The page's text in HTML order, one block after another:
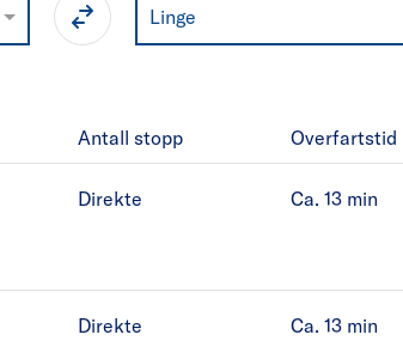
Linge
Antall stopp Overfartstid
Direkte Ca. 13min
Direkte Ca. 13min